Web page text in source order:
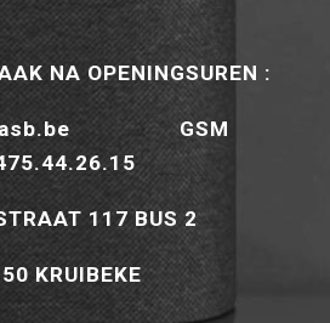
NA OPENINGSUREN :
117 BUS 2
KRUIBEKE